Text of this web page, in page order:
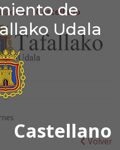
de
Udala
Castellano
de
Castellano
Volver